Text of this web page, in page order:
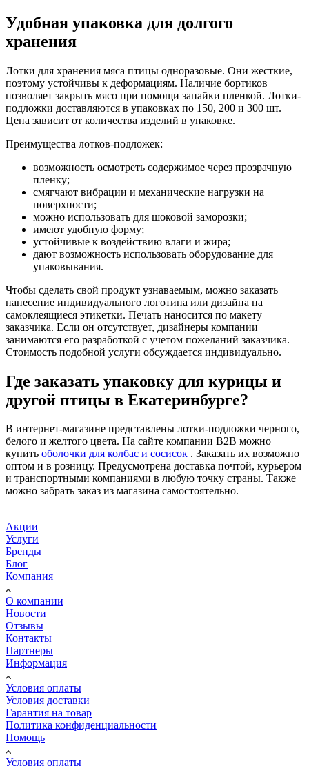
Удобная упаковка для долгого
хранения
Лотки для хранения мяса птицы одноразовые. Они жесткие,
поэтому устойчивы к деформациям. Наличие бортиков
позволяет закрыть мясо при помощи запайки пленкой. Лотки-
подложки доставляются в упаковках по 150, 200 и 300 шт.
Цена зависит от количества изделий в упаковке.
Преимущества лотков-подложек:
возможность осмотреть содержимое через прозрачную
пленку;
смягчают вибрации и механические нагрузки на
поверхности;
можно использовать для шоковой заморозки;
имеют удобную форму;
устойчивые к воздействию влаги и жира;
дают возможность использовать оборудование для
упаковывания.
Чтобы сделать свой продукт узнаваемым, можно заказать
нанесение индивидуального логотипа или дизайна на
самоклеящиеся этикетки. Печать наносится по макету
заказчика. Если он отсутствует, дизайнеры компании
занимаются его разработкой с учетом пожеланий заказчика.
Стоимость подобной услуги обсуждается индивидуально.
Где заказать упаковку для курицы и
другой птицы в Екатеринбурге?
В интернет-магазине представлены лотки-подложки черного,
белого и желтого цвета. На сайте компании B2B можно
купить оболочки для колбас и сосисок . Заказать их возможно
оптом и в розницу. Предусмотрена доставка почтой, курьером
и транспортными компаниями в любую точку страны. Также
можно забрать заказ из магазина самостоятельно.
Акции
Услуги
Бренды
Блог
Компания
О компании
Новости
Отзывы
Контакты
Партнеры
Информация
Условия оплаты
Условия доставки
Гарантия на товар
Политика конфиденциальности
Помощь
Условия оплаты